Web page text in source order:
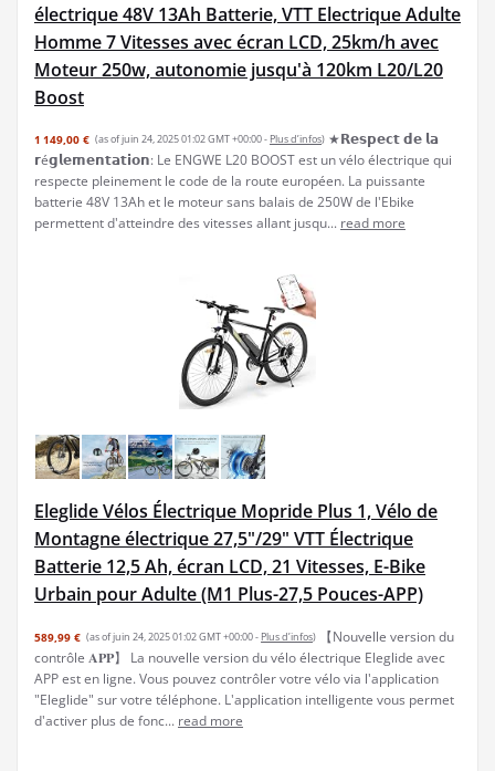
électrique 48V 13Ah Batterie, VTT Electrique Adulte
Homme 7 Vitesses avec écran LCD, 25km/h avec
Moteur 250w, autonomie jusqu'à 120km L20/L20
Boost
1 149,00 € (as of juin 24, 2025 01:02 GMT +00:00 - Plus d’infos) ★𝗥𝗲𝘀𝗽𝗲𝗰𝘁 𝗱𝗲 𝗹𝗮
𝗿é𝗴𝗹𝗲𝗺𝗲𝗻𝘁𝗮𝘁𝗶𝗼𝗻: Le ENGWE L20 BOOST est un vélo électrique qui
respecte pleinement le code de la route européen. La puissante
batterie 48V 13Ah et le moteur sans balais de 250W de l'Ebike
permettent d'atteindre des vitesses allant jusqu... read more
Eleglide Vélos Électrique Mopride Plus 1, Vélo de
Montagne électrique 27,5"/29" VTT Électrique
Batterie 12,5 Ah, écran LCD, 21 Vitesses, E-Bike
Urbain pour Adulte (M1 Plus-27,5 Pouces-APP)
589,99 € (as of juin 24, 2025 01:02 GMT +00:00 - Plus d’infos)
【Nouvelle version du
contrôle 𝐀𝐏𝐏】 La nouvelle version du vélo électrique Eleglide avec
APP est en ligne. Vous pouvez contrôler votre vélo via l'application
"Eleglide" sur votre téléphone. L'application intelligente vous permet
d'activer plus de fonc... read more